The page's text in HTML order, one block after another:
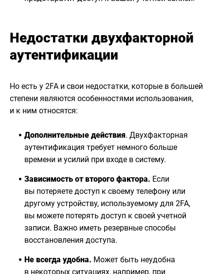
Недостатки двухфакторной
аутентификации
Но есть у 2FA и свои недостатки, которые в большей
степени являются особенностями использования,
и к ним относятся:
Дополнительные действия. Двухфакторная
аутентификация требует немного больше
времени и усилий при входе в систему.
Зависимость от второго фактора. Если
вы потеряете доступ к своему телефону или
другому устройству, используемому для 2FA,
вы можете потерять доступ к своей учетной
записи. Важно иметь резервные способы
восстановления доступа.
Не всегда удобна. Может быть неудобна
в некоторых ситуациях, например, при